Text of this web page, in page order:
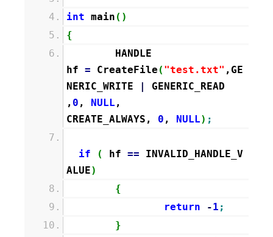
int main ( )
{
HANDLE
hf = CreateFile ( "test.txt" ,GE
NERIC_WRITE
|
GENERIC_READ
, 0 , NULL ,
CREATE_ALWAYS, 0 , NULL) ;
if ( hf == INVALID_HANDLE_V
ALUE)
{
return
-1 ;
}